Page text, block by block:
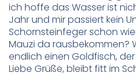
ich hoffe das Wasser ist
Jahr und mir passiert kein
Schornsteinfeger schon
Mauzi da rausbekommen?
endlich einen Goldfisch,
Liebe Grüße, bleibt fitt im